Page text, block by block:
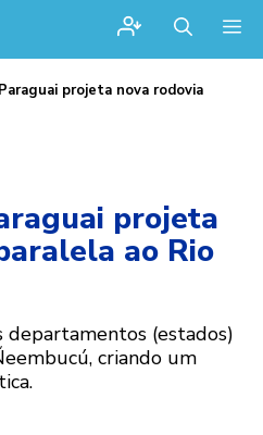
projeta nova rodovia
projeta
ao Rio
(estados)
criando um